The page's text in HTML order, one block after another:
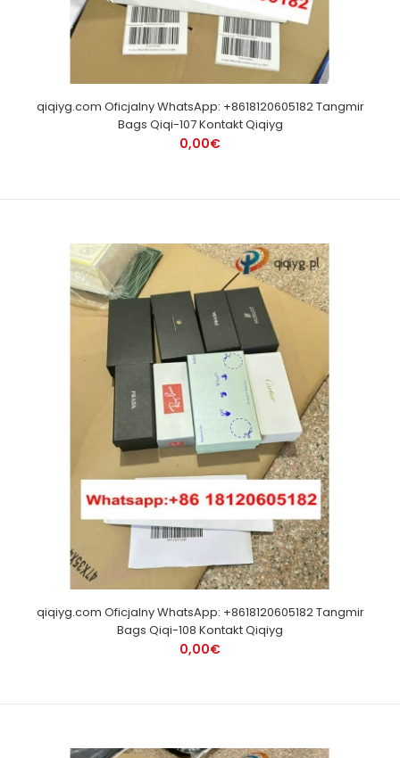
qiqiyg.com Oficjalny WhatsApp: +8618120605182 Tangmir
Bags Qiqi-107 Kontakt Qiqiyg
0,00€
qiqiyg.com Oficjalny WhatsApp: +8618120605182 Tangmir
Bags Qiqi-108 Kontakt Qiqiyg
0,00€